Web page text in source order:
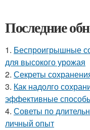
Последние
1. Беспроигрышные
для высокого урожая
2. Секреты
3. Как надолго
эффективные
4. Советы по
личный опыт